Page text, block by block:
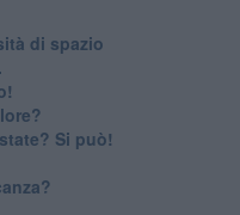
di spazio
Si può!